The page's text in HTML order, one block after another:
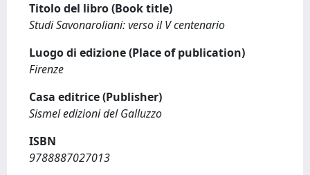
Titolo del libro (Book title)
Studi Savonaroliani: verso il V centenario
Luogo di edizione (Place of publication)
Firenze
Casa editrice (Publisher)
Sismel edizioni del Galluzzo
ISBN
9788887027013